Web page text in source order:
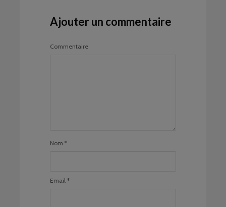
Ajouter un commentaire
Commentaire
Nom *
Email *